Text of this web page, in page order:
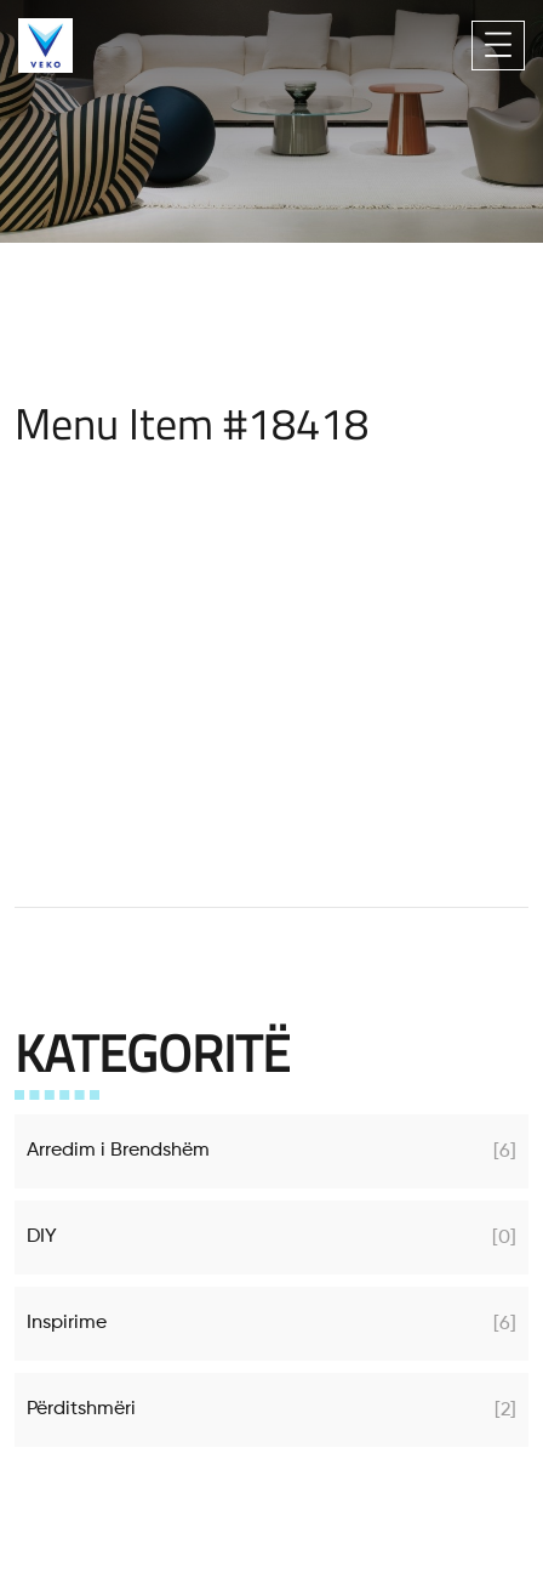
Menu Item #18418
KATEGORITË
Arredim i Brendshëm [6]
DIY [0]
Inspirime [6]
Përditshmëri [2]